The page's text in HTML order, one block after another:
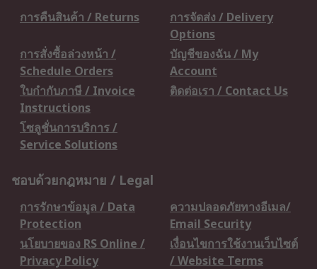
การคืนสินค้า / Returns
การจัดส่ง / Delivery
Options
การสั่งซื้อล่วงหน้า /
Schedule Orders
บัญชีของฉัน / My
Account
ใบกำกับภาษี / Invoice
Instructions
ติดต่อเรา / Contact Us
โซลูชั่นการบริการ /
Service Solutions
ชอบด้วยกฎหมาย / Legal
การรักษาข้อมูล / Data
Protection
ความปลอดภัยทางอีเมล/
Email Security
นโยบายของ RS Online /
Privacy Policy
เงื่อนไขการใช้งานเว็บไซต์
/ Website Terms